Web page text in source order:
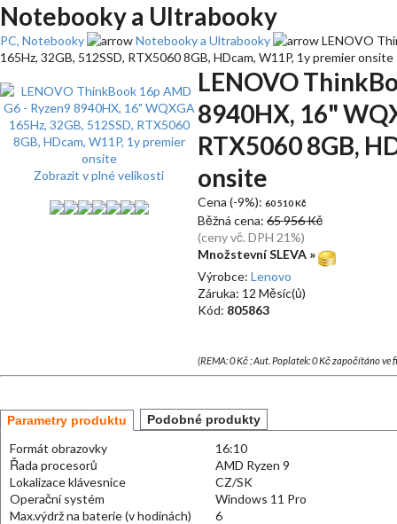
Notebooky a Ultrabooky
PC, Notebooky Notebooky a Ultrabooky
LENOVO
165Hz, 32GB, 512SSD, RTX5060 8GB, HDcam, W11P, 1y premier onsite
Zobrazit v plné velikosti
LENOVO
8940HX, 16"
RTX5060 8GB,
onsite
Cena (-9%): 60 510 Kč
Běžná cena: 65 956 Kč
(ceny vč. DPH 21%)
Množstevní SLEVA »
Výrobce: Lenovo
Záruka: 12 Měsíc(ů)
Kód: 805863
(REMA: 0 Kč ; Aut. Poplatek: 0 Kč započítáno
Parametry produktu Podobné produkty
Formát obrazovky
16:10
Řada procesorů
AMD Ryzen 9
Lokalizace klávesnice
CZ/SK
Operační systém
Windows 11 Pro
Max.výdrž na baterie (v hodinách)
6